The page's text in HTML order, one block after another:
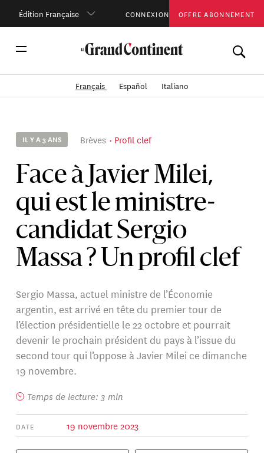
Édition Française CONNEXION OFFRE ABONNEMENT
Français Español Italiano
IL Y A 3 ANS Brèves Profil clef
Face à Javier Milei,
qui est le ministre-
candidat Sergio
Massa ? Un profil clef
Sergio Massa, actuel ministre de l’Économie
argentin, est arrivé en tête du premier tour de
l’élection présidentielle le 22 octobre et pourrait
devenir le prochain président du pays à l’issue du
second tour qui l’oppose à Javier Milei ce dimanche
19 novembre.
Temps de lecture: 3 min
DATE 19 novembre 2023